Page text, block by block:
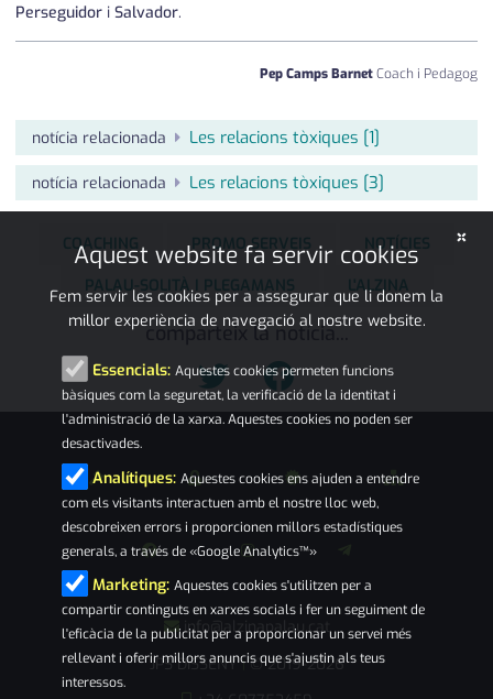
Perseguidor i Salvador.
Pep Camps BarnetCoach i Pedagog
notícia relacionada Les relacions tòxiques [1]
notícia relacionada Les relacions tòxiques [3]
COACHING PROMO SERVEIS
NOTÍCIES
PALAU-SOLITÀ I PLEGAMANS
L'ALZINA
comparteix la notícia...
info@alzinapalau.cat
JPS DISSENY|© 2019-2026
×
Aquest website fa servir cookies
Fem servir les cookies per a assegurar que li donem la
millor experiència de navegació al nostre website.
Essencials: Aquestes cookies permeten funcions
bàsiques com la seguretat, la verificació de la identitat i
l'administració de la xarxa. Aquestes cookies no poden ser
desactivades.
Analítiques: Aquestes cookies ens ajuden a entendre
com els visitants interactuen amb el nostre lloc web,
descobreixen errors i proporcionen millors estadístiques
generals, a través de «Google Analytics™»
Marketing: Aquestes cookies s'utilitzen per a
compartir continguts en xarxes socials i fer un seguiment de
l'eficàcia de la publicitat per a proporcionar un servei més
rellevant i oferir millors anuncis que s'ajustin als teus
interessos.